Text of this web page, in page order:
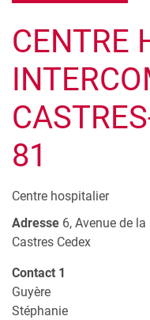
CENTRE
81
Centre hospitalier
Adresse 6, Avenue de
Castres Cedex
Contact 1
Guyère
Stéphanie